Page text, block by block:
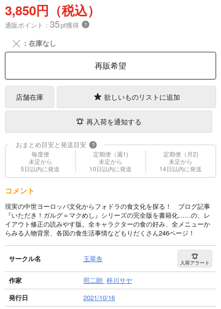
3,850円（税込）
通販ポイント： 35pt獲得 ？
╳ ：在庫なし
再販希望
店舗在庫 欲しいものリストに追加
再入荷を通知する
おまとめ目安と発送目安 ?
毎度便
未定から
5日以内に発送
定期便（週1)
未定から
10日以内に発送
定期便（月2)
未定から
14日以内に発送
コメント
現実の中世ヨーロッパ文化からフォドラの食文化を探る！ ブログ記事
『いただき！ガルグ＝マクめし』シリーズの完全版を書籍化……の、レ
イアウト修正の読みやす版。全キャラクターの食の好み、全メニューか
らみる人物背景、各国の食生活事情などもりだくさん246ページ！
サークル名 玉翠舎 入荷アラート
作家 照二朗 梓川サヤ
発行日
2021/10/16